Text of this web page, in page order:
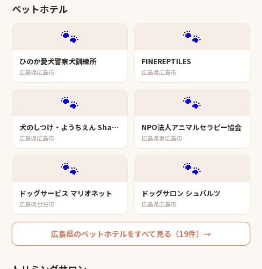
ペットホテル
🐾
ひのか愛犬警察犬訓練所
広島県広島市
🐾
FINEREPTILES
広島県広島市
🐾
犬のしつけ・ようちえん Shake Hand&#039;s
広島県広島市
🐾
NPO法人アニマルセラピー協会
広島県東広島市
🐾
ドッグサービス マリオネット
広島県廿日市
🐾
ドッグサロン シュバルツ
広島県広島市
広島県のペットホテルをすべて見る（19件）→